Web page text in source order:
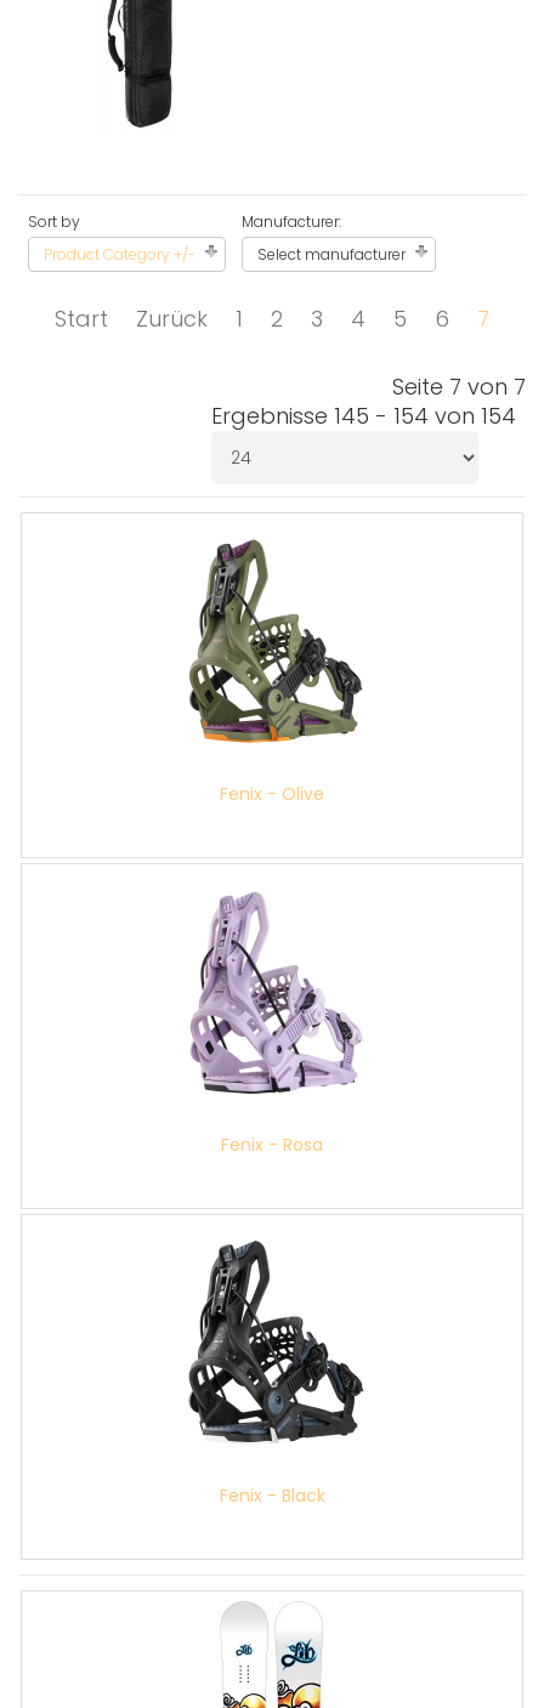
Sort by
Product Category +/-
Manufacturer:
Select manufacturer
Start Zurück 1 2 3 4 5 6 7
Seite 7 von 7
Ergebnisse 145 - 154 von 154
Fenix - Olive
Fenix - Rosa
Fenix - Black